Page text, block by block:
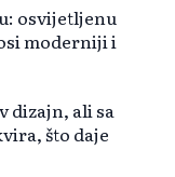
osvijetljenu
moderniji i
dizajn, ali sa
što daje